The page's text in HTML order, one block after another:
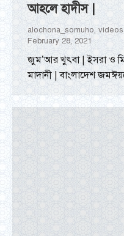
আহলে হাদীস |
alochona_somuho, videos
February 28, 2021
জুম’আর খুৎবা | ইসরা ও
মাদানী | বাংলাদেশ